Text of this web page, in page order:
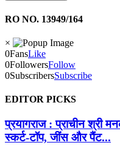
RO NO. 13949/164
×
0FansLike
0FollowersFollow
0SubscribersSubscribe
EDITOR PICKS
प्रयागराज : प्राचीन श्री
स्कर्ट-टॉप, जींस और पैंट...